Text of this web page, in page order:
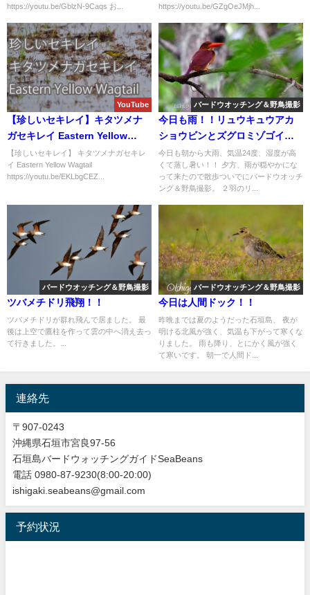
https://youtu.be/GblzN-9Caqs お...
https://youtu.be/GZgOeJMjh...
YouTube
【珍しいセキレイ】キタツメナ
ガセキレイ Eastern Yellow
Wagtail
【珍しいセキレイ】 キタツメナガセキレ
イ Eastern Yellow Wagtail
https://youtu.be/EKLbgCEZ...
バードウオッチング＆野鳥撮影
今日も雨！！リュウキュウアカ
ショウビンとズグロミゾゴイ。
バードウオッチング＆野鳥撮
影。
今日も朝から大雨、気温24度、湿度が高
くて蒸し暑い！！ 夕方、雨が穏やかにな
って来たので散歩ついでにバードウオッチ
ング＆野鳥撮影。 ２羽のリ...
バードウオッチング＆野鳥撮影
ツバメチドリ飛翔！！
ツバメチドリが群れ飛んで居ました。 最
後は上空で鷹柱を作って雲の中へ消え去っ
て行きました。...
バードウオッチング＆野鳥撮影
今日は人間ドック！！
昨晩までは夏のようだった石垣島、 夜が
明ける北風が強く、気温も下がって寒くな
りました。 雨も降り、とにかく風が強く
て寒いです。 朝一で人間ド...
連絡先
〒907-0243
沖縄県石垣市宮良97-56
石垣島バードウォッチングガイドSeaBeans
電話 0980-87-9230(8:00-20:00)
ishigaki.seabeans@gmail.com
予約状況